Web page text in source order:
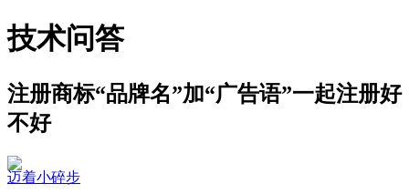
技术问答
注册商标“品牌名”加“广告语”一起注册好
不好
迈着小碎步